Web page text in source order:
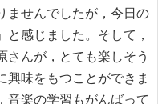
ませんでしたが，今日の
感じました。そして，
さんが，とても楽しそう
興味をもつことができま
音楽の学習もがんばって